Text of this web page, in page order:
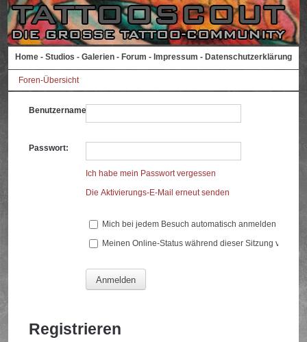
Home - Studios - Galerien - Forum - Impressum - Datenschutzerklärung
Foren-Übersicht
Benutzername:
Passwort:
Ich habe mein Passwort vergessen
Die Aktivierungs-E-Mail erneut senden
Mich bei jedem Besuch automatisch anmelden
Meinen Online-Status während dieser Sitzung
Registrieren